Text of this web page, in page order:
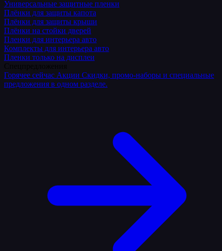
Универсальные защитные пленки
Плёнки для защиты капота
Плёнки для защиты крыши
Плёнки на стойки дверей
Пленки для интерьера авто
Комплекты для интерьера авто
Пленки только на дисплеи
Горячее сейчас Акции Скидки, промо-наборы и специальные
предложения в одном разделе.